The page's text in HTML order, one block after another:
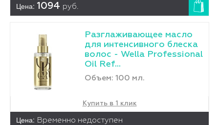
Цена: 1094 руб.
Разглаживающее масло
для интенсивного блеска
волос - Wella Professional
Oil Ref...
Объем: 100 мл.
Купить в 1 клик
Цена: Временно недоступен